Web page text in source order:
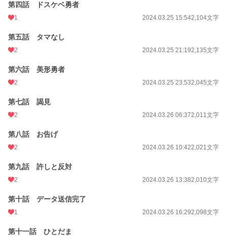
文字数
初回公開日時
週間ポイント 0 pt (228,834 位)
月間ポイント
年間ポイント 650 pt (95,967 位)
累計ポイント
第四話 ドスケベ勇者
1 2024.03.25 15:542,104文字
第五話 タマなし
2 2024.03.25 21:192,135文字
第六話 美形勇者
2 2024.03.25 23:532,045文字
第七話 謁見
2 2024.03.26 06:372,011文字
第八話 お告げ
2 2024.03.26 10:422,021文字
第九話 許しと反対
2 2024.03.26 13:382,010文字
第十話 データ送信完了
1 2024.03.26 16:292,098文字
第十一話 ひとだま